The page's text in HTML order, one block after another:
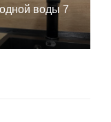
воды 7